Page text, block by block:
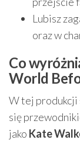
Lubisz
oraz w
Co
World
W tej produkcji
się
jako Kate